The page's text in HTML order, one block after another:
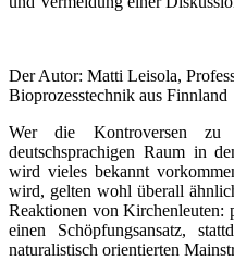
Der Autor: Matti Leisola,
Bioprozesstechnik aus Finnland
Wer die Kontroversen
deutschsprachigen Raum in
wird vieles bekannt
wird, gelten wohl überall
Reaktionen von Kirchenleuten:
einen Schöpfungsansatz,
naturalistisch orientierten